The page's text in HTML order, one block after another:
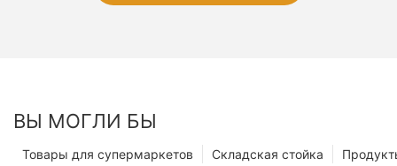
ВЫ МОГЛИ БЫ
Складская стойка
Товары для супермаркетов